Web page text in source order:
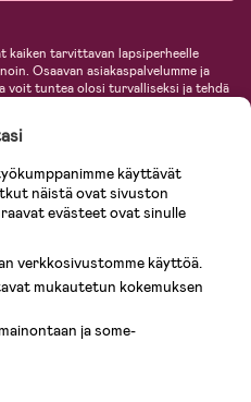
kaiken tarvittavan lapsiperheelle
Osaavan asiakaspalvelumme ja
voit tuntea olosi turvalliseksi ja tehdä
löydät lukuisia tunnettuja
Cybex, LEGO ja monia muita!
suurimpaan lastentarvikkeiden
käyttävät
näistä ovat sivuston
evästeet ovat sinulle
verkkosivustomme käyttöä.
mukautetun kokemuksen
ja some-